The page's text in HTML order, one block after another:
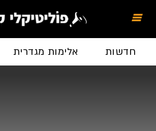
חדשות אלימות מגדרית